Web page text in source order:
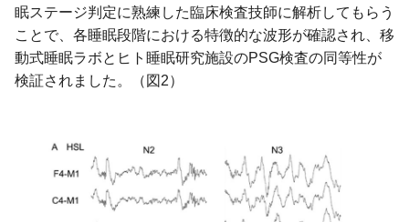
眠ステージ判定に熟練した臨床検査技師に解析してもらう
ことで、各睡眠段階における特徴的な波形が確認され、移
動式睡眠ラボとヒト睡眠研究施設のPSG検査の同等性が
検証されました。（図2）